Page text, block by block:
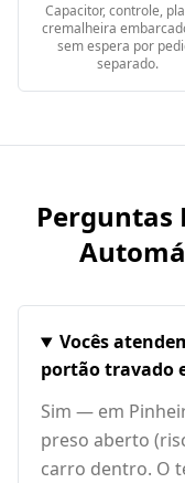
Capacitor, controle,
cremalheira
sem espera por
separado.
Perguntas
Vocês
portão travado
Sim — em
preso aberto
carro dentro. O